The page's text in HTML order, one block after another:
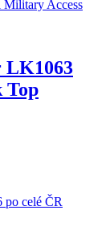
LK1063
Top
po celé ČR